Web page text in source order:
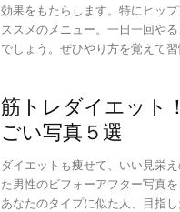
効果をもたらします。特にヒッ
ススメのメニュー。一日一回や
でしょう。ぜひやり方を覚えて習
筋トレダイエット
ごい写真５選
ダイエットも痩せて、いい見栄
た男性のビフォーアフター写真
あなたのタイプに似た人、目指